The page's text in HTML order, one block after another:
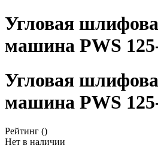
Угловая
машина PWS
Угловая
машина PWS
Рейтинг ()
Нет в наличии